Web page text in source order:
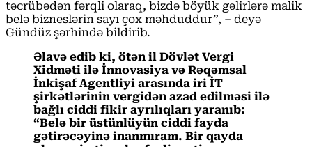
təcrübədən fərqli olaraq, bizdə böyük gəlirlərə malik
belə bizneslərin sayı çox məhduddur”, – deyə
Gündüz şərhində bildirib.
Əlavə edib ki, ötən il Dövlət Vergi
Xidməti ilə İnnovasiya və Rəqəmsal
İnkişaf Agentliyi arasında iri İT
şirkətlərinin vergidən azad edilməsi ilə
bağlı ciddi fikir ayrılıqları yaranıb:
“Belə bir üstünlüyün ciddi fayda
gətirəcəyinə inanmıram. Bir qayda